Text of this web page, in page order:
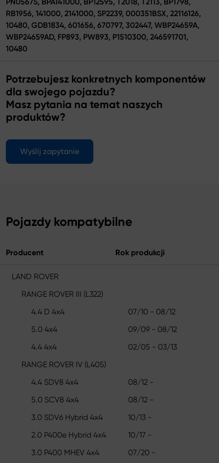
RB1956, 141000, 2141000, SP2239, 000351BSX, 22116126,
10480, GDB1834, 601656, 670797, 302447, WBP24659A,
WBP24659AD, FP893, PW893, P1510300, 246591701,
10480
Potrzebujesz konkretnych komponentów
dla swojego pojazdu?
Masz pytania na temat naszych
produktów?
Wyślij zapytanie
Pojazdy kompatybilne
Producent Rok produkcji
LAND ROVER
RANGE ROVER III (L322)
4.4 D 4x4
07/10 - 08/12
5.0 4x4
09/09 - 08/12
4.4 4x4
02/05 - 03/13
RANGE ROVER IV (L405)
4.4 SDV8 4x4
08/12 -
5.0 SCV8 4x4
08/12 -
3.0 SDV6 Hybrid 4x4
10/13 -
2.0 P400e Hybrid 4x4
10/17 -
3.0 P400 MHEV 4x4
07/20 -